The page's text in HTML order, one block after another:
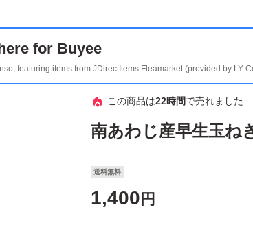
for Buyee
featuring items from JDirectItems Fleamarket (provided by LY
この商品は22時間で売れました
南あわじ産早生玉ね
送料無料
1,400 円